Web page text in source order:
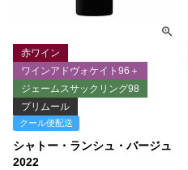
シャトー・ランシュ・バージュ
2022
赤ワイン
ワインアドヴォケイト96＋
ジェームスサックリング98
プリムール
クール便配送